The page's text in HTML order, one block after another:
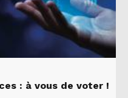
: à vous de voter !